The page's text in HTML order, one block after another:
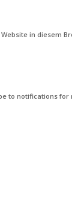
in diesem
to notifications for